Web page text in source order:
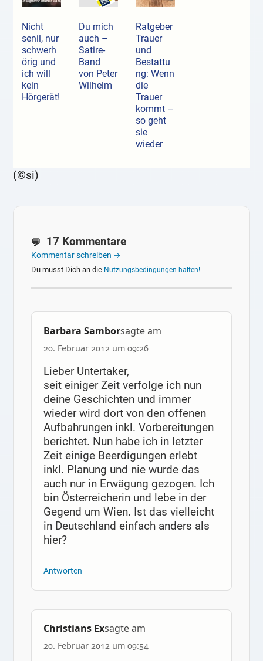
Nicht
senil, nur
schwerh
örig und
ich will
kein
Hörgerät!
Du mich
auch –
Satire-
Band
von Peter
Wilhelm
Ratgeber
Trauer
und
Bestattu
ng: Wenn
die
Trauer
kommt –
so geht
sie
wieder
(©si)
17 Kommentare
Kommentar schreiben →
Du musst Dich an die Nutzungsbedingungen halten!
Barbara Samborsagte am
20. Februar 2012 um 09:26
Lieber Untertaker,
seit einiger Zeit verfolge ich nun
deine Geschichten und immer
wieder wird dort von den offenen
Aufbahrungen inkl. Vorbereitungen
berichtet. Nun habe ich in letzter
Zeit einige Beerdigungen erlebt
inkl. Planung und nie wurde das
auch nur in Erwägung gezogen. Ich
bin Österreicherin und lebe in der
Gegend um Wien. Ist das vielleicht
in Deutschland einfach anders als
hier?
Antworten
Christians Exsagte am
20. Februar 2012 um 09:54